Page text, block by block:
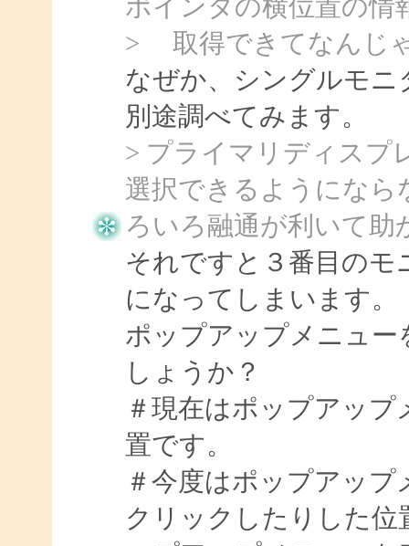
ポインタの横位置の情
> 取得できてなんじ
なぜか、シングルモニ
別途調べてみます。
> プライマリディスプ
選択できるようにな
ろいろ融通が利いて助
それですと３番目のモ
になってしまいます。
ポップアップメニュ
しょうか？
＃現在はポップアッ
置です。
＃今度はポップアッ
クリックしたりした